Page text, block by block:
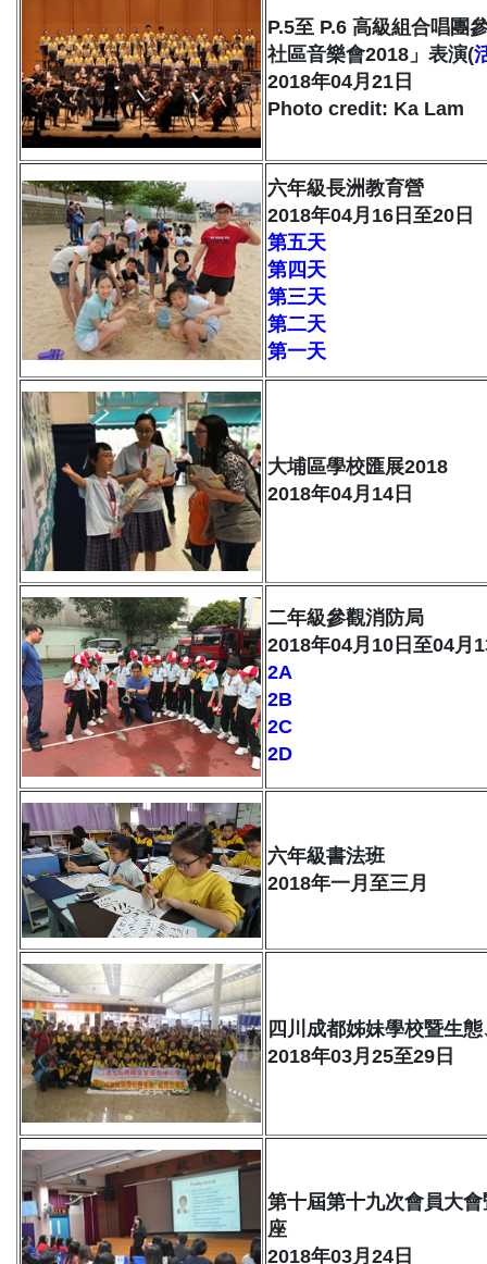
P.5至 P.6 高級組合唱團
社區音樂會2018」表演(
2018年04月21日
Photo credit: Ka Lam
六年級長洲教育營
2018年04月16日至20日
第五天
第四天
第三天
第二天
第一天
大埔區學校匯展2018
2018年04月14日
二年級參觀消防局
2018年04月10日至04月
2A
2B
2C
2D
六年級書法班
2018年一月至三月
四川成都姊妹學校暨生
2018年03月25至29日
第十屆第十九次會員大
座
2018年03月24日